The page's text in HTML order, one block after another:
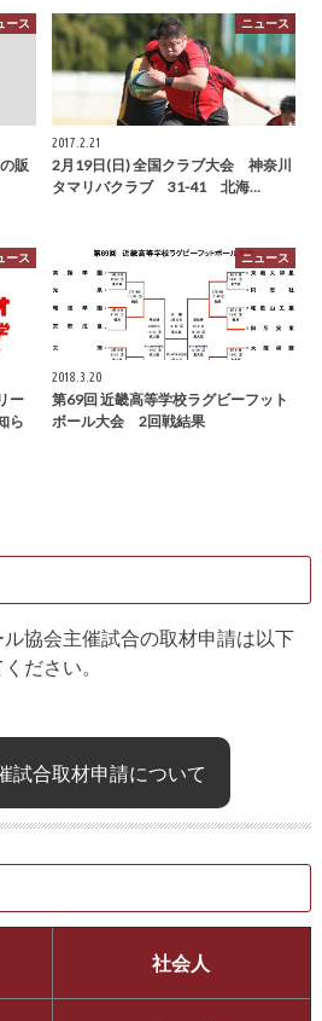
ース
販
ニュース
2017.2.21
2月19日(日) 全国クラブ大会 神奈川
タマリバクラブ 31-41 北海…
ース
ー
ら
ニュース
2018.3.20
第69回 近畿高等学校ラグビーフット
ボール大会 2回戦結果
協会主催試合の取材申請は以下
ださい。
試合取材申請について
社会人